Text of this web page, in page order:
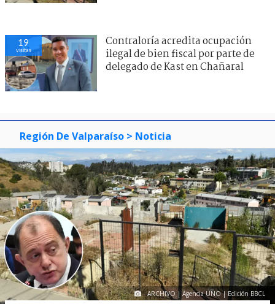
19
visitas
Contraloría acredita ocupación
ilegal de bien fiscal por parte de
delegado de Kast en Chañaral
Región De Valparaíso > Noticia
ARCHIVO | Agencia UNO | Edición BBCL